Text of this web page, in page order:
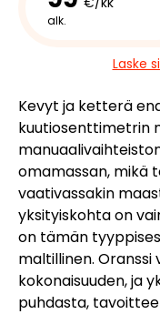
alk.
Laske
Kevyt ja ketterä
kuutiosenttimetrin
omamassan, mikä
vaativassakin
yksityiskohta on
on tämän
maltillinen.
kokonaisuuden, ja
puhdasta,